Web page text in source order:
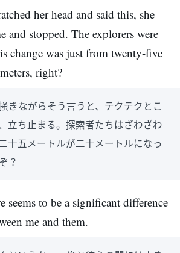
her head and said this, she
and stopped. The explorers were
change was just from twenty-five
right?
きながらそう言うと、テクテクとこ
立ち止まる。探索者たちはざわざわ
五メートルが二十メートルになっ
？
seems to be a significant difference
me and them.